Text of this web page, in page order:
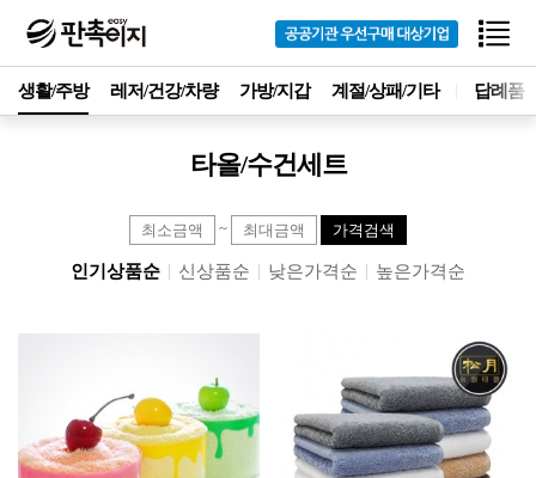
생활/주방 레저/건강/차량 가방/지갑 계절/상패/기타 답례품
타올/수건세트
~ 가격검색
인기상품순 신상품순 낮은가격순 높은가격순